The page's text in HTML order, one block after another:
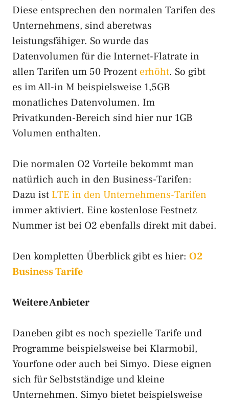
Diese entsprechen den normalen Tarifen des
Unternehmens, sind aberetwas
leistungsfähiger. So wurde das
Datenvolumen für die Internet-Flatrate in
allen Tarifen um 50 Prozent erhöht. So gibt
es im All-in M beispielsweise 1,5GB
monatliches Datenvolumen. Im
Privatkunden-Bereich sind hier nur 1GB
Volumen enthalten.
Die normalen O2 Vorteile bekommt man
natürlich auch in den Business-Tarifen:
Dazu ist LTE in den Unternehmens-Tarifen
immer aktiviert. Eine kostenlose Festnetz
Nummer ist bei O2 ebenfalls direkt mit dabei.
Den kompletten Überblick gibt es hier: O2
Business Tarife
Weitere Anbieter
Daneben gibt es noch spezielle Tarife und
Programme beispielsweise bei Klarmobil,
Yourfone oder auch bei Simyo. Diese eignen
sich für Selbstständige und kleine
Unternehmen. Simyo bietet beispielsweise